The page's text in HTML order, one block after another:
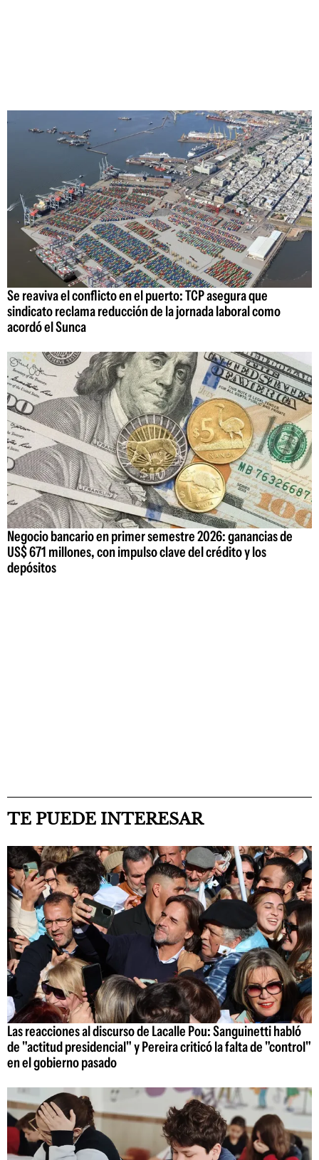
Se reaviva el conflicto en el puerto: TCP asegura que
sindicato reclama reducción de la jornada laboral como
acordó el Sunca
Negocio bancario en primer semestre 2026: ganancias de
US$ 671 millones, con impulso clave del crédito y los
depósitos
TE PUEDE INTERESAR
Las reacciones al discurso de Lacalle Pou: Sanguinetti habló
de "actitud presidencial" y Pereira criticó la falta de "control"
en el gobierno pasado